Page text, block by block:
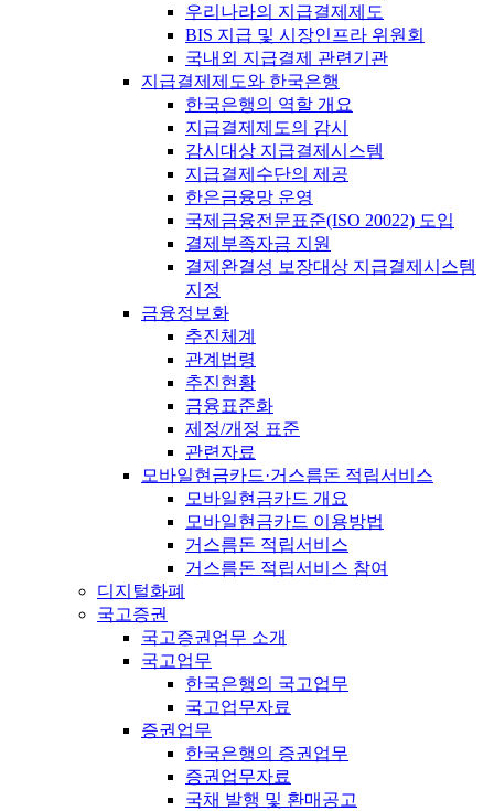
우리나라의 지급결제제도
BIS 지급 및 시장인프라 위원회
국내외 지급결제 관련기관
지급결제제도와 한국은행
한국은행의 역할 개요
지급결제제도의 감시
감시대상 지급결제시스템
지급결제수단의 제공
한은금융망 운영
국제금융전문표준(ISO 20022) 도입
결제부족자금 지원
결제완결성 보장대상 지급결제시스템
지정
금융정보화
추진체계
관계법령
추진현황
금융표준화
제정/개정 표준
관련자료
모바일현금카드·거스름돈 적립서비스
모바일현금카드 개요
모바일현금카드 이용방법
거스름돈 적립서비스
거스름돈 적립서비스 참여
디지털화폐
국고증권
국고증권업무 소개
국고업무
한국은행의 국고업무
국고업무자료
증권업무
한국은행의 증권업무
증권업무자료
국채 발행 및 환매공고